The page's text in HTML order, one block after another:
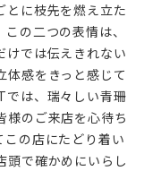
とに枝先を燃え立た
の二つの表情は、
けでは伝えきれない
体感をきっと感じて
では、瑞々しい青珊
様のご来店を心待ち
この店にたどり着い
頭で確かめにいらし